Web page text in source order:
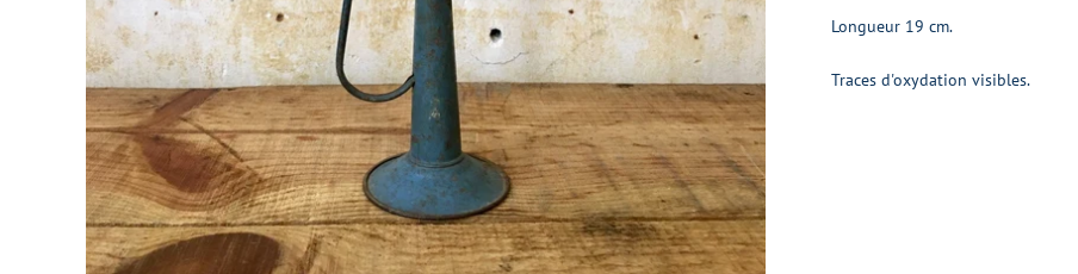
Longueur 19 cm.
Traces d'oxydation visibles.